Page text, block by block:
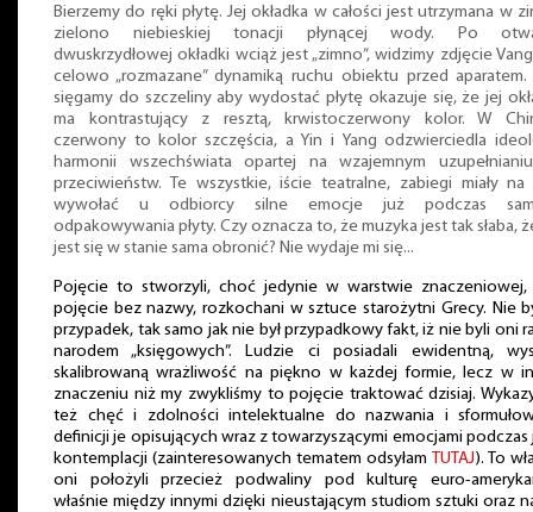
Bierzemy do ręki płytę. Jej okładka w całości jest utrzymana w
zielono niebieskiej tonacji płynącej wody. Po
dwuskrzydłowej okładki wciąż jest „zimno”, widzimy zdjęcie
celowo „rozmazane” dynamiką ruchu obiektu przed aparatem.
sięgamy do szczeliny aby wydostać płytę okazuje się, że jej
ma kontrastujący z resztą, krwistoczerwony kolor. W
czerwony to kolor szczęścia, a Yin i Yang odzwierciedla
harmonii wszechświata opartej na wzajemnym
przeciwieństw. Te wszystkie, iście teatralne, zabiegi miały na
wywołać u odbiorcy silne emocje już podczas
odpakowywania płyty. Czy oznacza to, że muzyka jest tak słaba,
jest się w stanie sama obronić? Nie wydaje mi się...
Pojęcie to stworzyli, choć jedynie w warstwie znaczeniowej,
pojęcie bez nazwy, rozkochani w sztuce starożytni Grecy. Nie
przypadek, tak samo jak nie był przypadkowy fakt, iż nie byli oni
narodem „księgowych”. Ludzie ci posiadali ewidentną,
skalibrowaną wrażliwość na piękno w każdej formie, lecz w
znaczeniu niż my zwykliśmy to pojęcie traktować dzisiaj.
też chęć i zdolności intelektualne do nazwania i
definicji je opisujących wraz z towarzyszącymi emocjami podczas
kontemplacji (zainteresowanych tematem odsyłam
TUTAJ). To
oni położyli przecież podwaliny pod kulturę euro-
właśnie między innymi dzięki nieustającym studiom sztuki oraz